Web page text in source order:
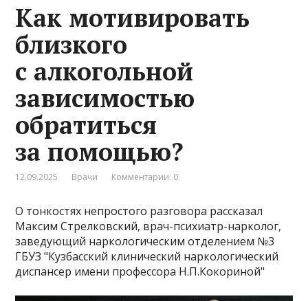
Как мотивировать
близкого
с алкогольной
зависимостью
обратиться
за помощью?
12.09.2025 Врачи Комментарии: 0
О тонкостях непростого разговора рассказал
Максим Стрелковский, врач-психиатр-нарколог,
заведующий наркологическим отделением №3
ГБУЗ "Кузбасский клинический наркологический
диспансер имени профессора Н.П.Кокориной"